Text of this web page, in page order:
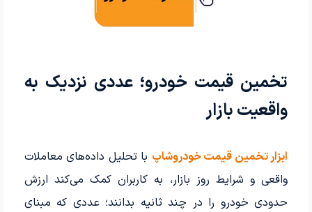
تخمین قیمت خودرو؛ عددی نزدیک به
واقعیت بازار
ابزار تخمین قیمت خودروشاپ با تحلیل داده‌های معاملات
واقعی و شرایط روز بازار، به کاربران کمک می‌کند ارزش
حدودی خودرو را در چند ثانیه بدانند؛ عددی که مبنای